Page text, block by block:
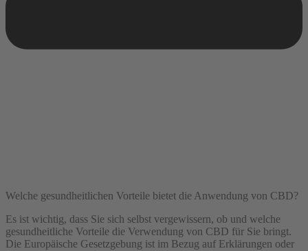
Welche gesundheitlichen Vorteile bietet die Anwendung von CBD?
Es ist wichtig, dass Sie sich selbst vergewissern, ob und welche
gesundheitliche Vorteile die Verwendung von CBD für Sie bringt.
Die Europäische Gesetzgebung ist im Bezug auf Erklärungen oder